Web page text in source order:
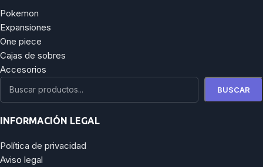
Pokemon
Expansiones
One piece
Cajas de sobres
Accesorios
BUSCAR
INFORMACIÓN LEGAL
Política de privacidad
Aviso legal